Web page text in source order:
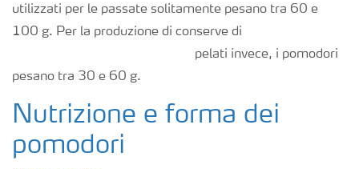
Nitrati
utilizzati per le passate solitamente pesano tra 60 e
100 g. Per la produzione di conserve di
pelati invece, i pomodori
pesano tra 30 e 60 g.
Nutrizione e forma dei
pomodori